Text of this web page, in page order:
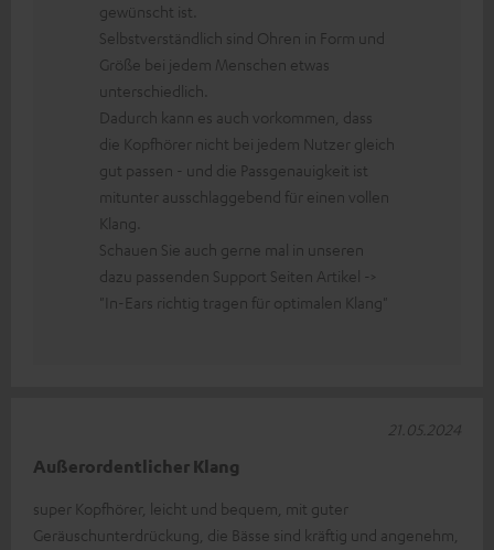
gewünscht ist.
Selbstverständlich sind Ohren in Form und
Größe bei jedem Menschen etwas
unterschiedlich.
Dadurch kann es auch vorkommen, dass
die Kopfhörer nicht bei jedem Nutzer gleich
gut passen - und die Passgenauigkeit ist
mitunter ausschlaggebend für einen vollen
Klang.
Schauen Sie auch gerne mal in unseren
dazu passenden Support Seiten Artikel ->
"In-Ears richtig tragen für optimalen Klang"
Außerordentlicher Klang
super Kopfhörer, leicht und bequem, mit guter
Geräuschunterdrückung, die Bässe sind kräftig und angenehm,
21.05.2024